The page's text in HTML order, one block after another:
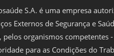
S.A. é uma empresa
Externos de Segurança e
pelos organismos competentes -
para as Condições do